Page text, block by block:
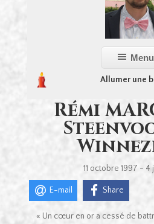
Menu
Allumer une
Rémi
11 octobre 1997 -
E-mail Share
« Un cœur en or a cessé de